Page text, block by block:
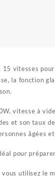
vitesses
la fonction
vitesse à
et son taux
âgées
pour
utilisez le